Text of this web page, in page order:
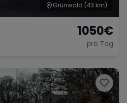
Grünwald (43 km)
1050€
pro Tag